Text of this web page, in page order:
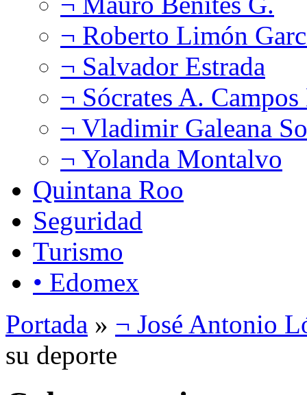
¬ Roberto Limón
¬ Salvador Estrada
¬ Sócrates A.
¬ Vladimir Galeana
¬ Yolanda Montalvo
Quintana Roo
Seguridad
Turismo
• Edomex
Portada » ¬ José Antonio
su deporte